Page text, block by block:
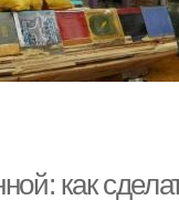
как